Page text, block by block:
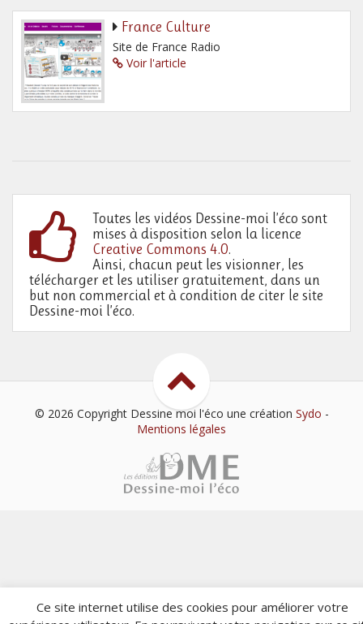
France Culture
Site de France Radio
Voir l'article
Toutes les vidéos Dessine-moi l’éco sont
mises à disposition selon la licence
Creative Commons 4.0.
Ainsi, chacun peut les visionner, les
télécharger et les utiliser gratuitement, dans un
but non commercial et à condition de citer le site
Dessine-moi l’éco.
© 2026 Copyright Dessine moi l'éco une création Sydo -
Mentions légales
Ce site internet utilise des cookies pour améliorer votre